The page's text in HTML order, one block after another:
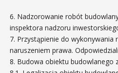
6. Nadzorowanie robót
inspektora nadzoru
7. Przystąpienie do wykonywania
naruszeniem prawa.
8. Budowa obiektu budowlanego